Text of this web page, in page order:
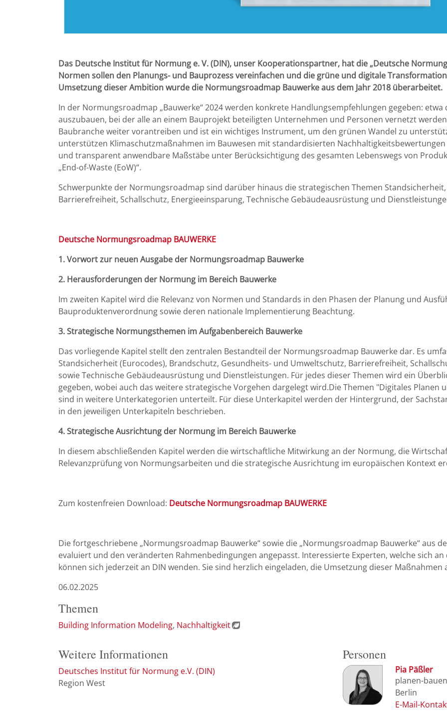
Das Deutsche Institut für Normung e. V. (DIN), unser Kooperationspartner, hat die „Deutsche
Normen sollen den Planungs- und Bauprozess vereinfachen und die grüne und digitale
Umsetzung dieser Ambition wurde die Normungsroadmap Bauwerke aus dem Jahr 2018 überarbeitet.
In der Normungsroadmap „Bauwerke“ 2024 werden konkrete Handlungsempfehlungen gegeben:
auszubauen, bei der alle an einem Bauprojekt beteiligten Unternehmen und Personen vernetzt
Baubranche weiter vorantreiben und ist ein wichtiges Instrument, um den grünen Wandel zu
unterstützen Klimaschutzmaßnahmen im Bauwesen mit standardisierten
und transparent anwendbare Maßstäbe unter Berücksichtigung des gesamten Lebenswegs von
„End-of-Waste (EoW)“.
Schwerpunkte der Normungsroadmap sind darüber hinaus die strategischen Themen
Barrierefreiheit, Schallschutz, Energieeinsparung, Technische Gebäudeausrüstung und
Deutsche Normungsroadmap BAUWERKE
1. Vorwort zur neuen Ausgabe der Normungsroadmap Bauwerke
2. Herausforderungen der Normung im Bereich Bauwerke
Im zweiten Kapitel wird die Relevanz von Normen und Standards in den Phasen der Planung und
Bauproduktenverordnung sowie deren nationale Implementierung Beachtung.
3. Strategische Normungsthemen im Aufgabenbereich Bauwerke
Das vorliegende Kapitel stellt den zentralen Bestandteil der Normungsroadmap Bauwerke dar. Es
Standsicherheit (Eurocodes), Brandschutz, Gesundheits- und Umweltschutz, Barrierefreiheit,
sowie Technische Gebäudeausrüstung und Dienstleistungen. Für jedes dieser Themen wird ein
gegeben, wobei auch das weitere strategische Vorgehen dargelegt wird.Die Themen "Digitales Planen
sind in weitere Unterkategorien unterteilt. Für diese Unterkapitel werden der Hintergrund, der
in den jeweiligen Unterkapiteln beschrieben.
4. Strategische Ausrichtung der Normung im Bereich Bauwerke
In diesem abschließenden Kapitel werden die wirtschaftliche Mitwirkung an der Normung, die
Relevanzprüfung von Normungsarbeiten und die strategische Ausrichtung im europäischen Kontext
Zum kostenfreien Download: Deutsche Normungsroadmap BAUWERKE
Die fortgeschriebene „Normungsroadmap Bauwerke“ sowie die „Normungsroadmap Bauwerke“ aus
evaluiert und den veränderten Rahmenbedingungen angepasst. Interessierte Experten, welche sich
können sich jederzeit an DIN wenden. Sie sind herzlich eingeladen, die Umsetzung dieser Maßnahmen
06.02.2025
Themen
Building Information Modeling Nachhaltigkeit
Weitere Informationen
Deutsches Institut für Normung e.V. (DIN)
Region West
Personen
Pia Päßler
planen-
Berlin